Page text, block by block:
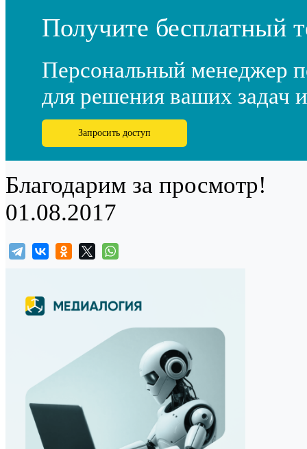
Получите бесплатный
Персональный менеджер
для решения ваших задач
Запросить доступ
Благодарим за просмотр!
01.08.2017